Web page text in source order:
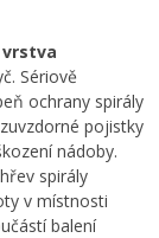
Sériově
ochrany spirály
pojistky
nádoby.
spirály
v místnosti
balení